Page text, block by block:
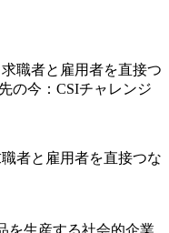
者と雇用者を直接つな